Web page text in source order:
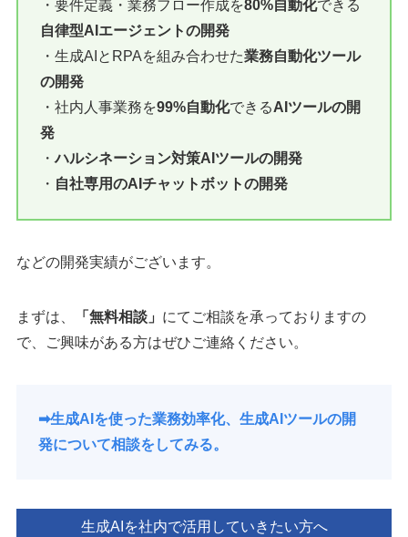
・要件定義・業務フロー作成を80%自動化できる
自律型AIエージェントの開発
・生成AIとRPAを組み合わせた業務自動化ツール
の開発
・社内人事業務を99%自動化できるAIツールの開
発
・ハルシネーション対策AIツールの開発
・ 自社専用のAIチャットボットの開発
などの開発実績がございます。
まずは、 「無料相談」 にてご相談を承っておりますの
で、ご興味がある方はぜひご連絡ください。
➡︎生成AIを使った業務効率化、生成AIツールの開
発について相談をしてみる。
生成AIを社内で活用していきたい方へ